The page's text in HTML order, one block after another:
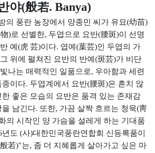
야(般若. Banya)
의 풍란 농장에서 양종민 씨가 유묘(幼苗)
)로 선별한, 두엽으로 요반(腰斑)이 선명
예(虎 芸)이다. 엽예(葉芸)인 두엽의 가
위에 펼쳐진 요반의 반예(斑芸)가 비단
나는 매력적인 일품으로, 우아함과 세련
이다. 두엽계에서 요반(腰斑)은 흔치 않
좋은 모습의 요반은 품격 있는 존재감
남긴다. 또한, 가끔 살짝 흐르는 청묵(靑
의 시작인 양 가슴을 설레게 하는 기대품
도 (사)대한민국풍란연합회 신등록품이
若)"는, 좀 더 지혜롭게 살아가고 싶은 마